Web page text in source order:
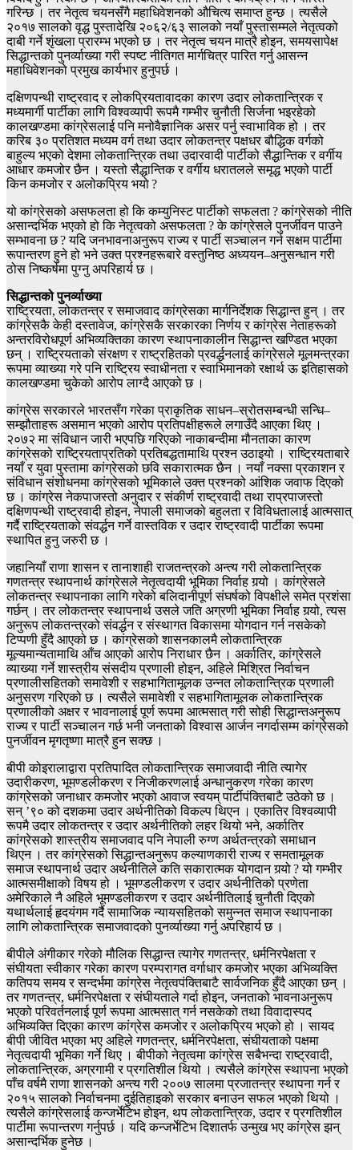
गरिन्छ । तर नेतृत्व चयनसँगै महाधिवेशनको औचित्य समाप्त हुन्छ । त्यसैले
२०१७ सालको वृद्ध पुस्तादेखि २०६२/६३ सालको नयाँ पुस्तासम्मले नेतृत्वको
दाबी गर्ने शृंखला प्रारम्भ भएको छ । तर नेतृत्व चयन मात्रै होइन, समयसापेक्ष
सिद्धान्तको पुनर्व्याख्या गरी स्पष्ट नीतिगत मार्गचित्र पारित गर्नु आसन्न
महाधिवेशनको प्रमुख कार्यभार हुनुपर्छ ।
दक्षिणपन्थी राष्ट्रवाद र लोकप्रियतावादका कारण उदार लोकतान्त्रिक र
मध्यमार्गी पार्टीका लागि विश्वव्यापी रूपमै गम्भीर चुनौती सिर्जना भइरहेको
कालखण्डमा कांग्रेसलाई पनि मनोवैज्ञानिक असर पर्नु स्वाभाविक हो । तर
करिब ३० प्रतिशत मध्यम वर्ग तथा उदार लोकतन्त्र पक्षधर बौद्धिक वर्गको
बाहुल्य भएको देशमा लोकतान्त्रिक तथा उदारवादी पार्टीको सैद्धान्तिक र वर्गीय
आधार कमजोर छैन । यस्तो सैद्धान्तिक र वर्गीय धरातलले समृद्ध भएको पार्टी
किन कमजोर र अलोकप्रिय भयो ?
यो कांग्रेसको असफलता हो कि कम्युनिस्ट पार्टीको सफलता ? कांग्रेसको नीति
असान्दर्भिक भएको हो कि नेतृत्वको असफलता ? के कांग्रेसले पुनर्जीवन पाउने
सम्भावना छ ? यदि जनभावनाअनुरूप राज्य र पार्टी सञ्चालन गर्न सक्षम पार्टीमा
रूपान्तरण हुने हो भने उक्त प्रश्नहरूबारे वस्तुनिष्ठ अध्ययन–अनुसन्धान गरी
ठोस निष्कर्षमा पुग्नु अपरिहार्य छ ।
सिद्धान्तको पुनर्व्याख्या
राष्ट्रियता, लोकतन्त्र र समाजवाद कांग्रेसका मार्गनिर्देशक सिद्धान्त हुन् । तर
कांग्रेसकै केही दस्तावेज, कांग्रेसकै सरकारका निर्णय र कांग्रेस नेताहरूको
अन्तरविरोधपूर्ण अभिव्यक्तिका कारण स्थापनाकालीन सिद्धान्त खण्डित भएका
छन् । राष्ट्रियताको संरक्षण र राष्ट्रहितको प्रवर्द्धनलाई कांग्रेसले मूलमन्त्रका
रूपमा व्याख्या गरे पनि राष्ट्रिय स्वाधीनता र स्वाभिमानको रक्षार्थ ऊ इतिहासको
कालखण्डमा चुकेको आरोप लाग्दै आएको छ ।
कांग्रेस सरकारले भारतसँग गरेका प्राकृतिक साधन–स्रोतसम्बन्धी सन्धि–
सम्झौताहरू असमान भएको आरोप प्रतिपक्षीहरूले लगाउँदै आएका थिए ।
२०७२ मा संविधान जारी भएपछि गरिएको नाकाबन्दीमा मौनताका कारण
कांग्रेसको राष्ट्रियताप्रतिको प्रतिबद्धतामाथि प्रश्न उठाइयो । राष्ट्रियताबारे
नयाँ र युवा पुस्तामा कांग्रेसको छवि सकारात्मक छैन । नयाँ नक्सा प्रकाशन र
संविधान संशोधनमा कांग्रेसको भूमिकाले उक्त प्रश्नको आंशिक जवाफ दिएको
छ । कांग्रेस नेकपाजस्तो अनुदार र संकीर्ण राष्ट्रवादी तथा राप्रपाजस्तो
दक्षिणपन्थी राष्ट्रवादी होइन, नेपाली समाजको बहुलता र विविधतालाई आत्मसात्
गर्दै राष्ट्रियताको संवर्द्धन गर्ने वास्तविक र उदार राष्ट्रवादी पार्टीका रूपमा
स्थापित हुनु जरुरी छ ।
जहानियाँ राणा शासन र तानाशाही राजतन्त्रको अन्त्य गरी लोकतान्त्रिक
गणतन्त्र स्थापनार्थ कांग्रेसले नेतृत्वदायी भूमिका निर्वाह गर्‍यो । कांग्रेसले
लोकतन्त्र स्थापनाका लागि गरेको बलिदानीपूर्ण संघर्षको विपक्षीले समेत प्रशंसा
गर्छन् । तर लोकतन्त्र स्थापनार्थ उसले जति अग्रणी भूमिका निर्वाह गर्‍यो, त्यस
अनुरूप लोकतन्त्रको संवर्द्धन र संस्थागत विकासमा योगदान गर्न नसकेको
टिप्पणी हुँदै आएको छ । कांग्रेसको शासनकालमै लोकतान्त्रिक
मूल्यमान्यतामाथि आँच आएको आरोप निराधार छैन । अर्कातिर, कांग्रेसले
व्याख्या गर्ने शास्त्रीय संसदीय प्रणाली होइन, अहिले मिश्रित निर्वाचन
प्रणालीसहितको समावेशी र सहभागितामूलक उन्नत लोकतान्त्रिक प्रणाली
अनुसरण गरिएको छ । त्यसैले समावेशी र सहभागितामूलक लोकतान्त्रिक
प्रणालीको अक्षर र भावनालाई पूर्ण रूपमा आत्मसात् गरी सोही सिद्धान्तअनुरूप
राज्य र पार्टी सञ्चालन गर्छ भनी जनताको विश्वास आर्जन नगर्दासम्म कांग्रेसको
पुनर्जीवन मृगतृष्णा मात्रै हुन सक्छ ।
बीपी कोइरालाद्वारा प्रतिपादित लोकतान्त्रिक समाजवादी नीति त्यागेर
उदारीकरण, भूमण्डलीकरण र निजीकरणलाई अन्धानुकरण गरेका कारण
कांग्रेसको जनाधार कमजोर भएको आवाज स्वयम् पार्टीपंक्तिबाटै उठेको छ ।
सन् ’९० को दशकमा उदार अर्थनीतिको विकल्प थिएन । एकातिर विश्वव्यापी
रूपमै उदार लोकतन्त्र र उदार अर्थनीतिको लहर थियो भने, अर्कातिर
कांग्रेसको शास्त्रीय समाजवाद पनि नेपाली रुग्ण अर्थतन्त्रको समाधान
थिएन । तर कांग्रेसको सिद्धान्तअनुरूप कल्याणकारी राज्य र समतामूलक
समाज स्थापनार्थ उदार अर्थनीतिले कति सकारात्मक योगदान गर्‍यो ? यो गम्भीर
आत्मसमीक्षाको विषय हो । भूमण्डलीकरण र उदार अर्थनीतिको प्रणेता
अमेरिकाले नै अहिले भूमण्डलीकरण र उदार अर्थनीतिलाई चुनौती दिएको
यथार्थलाई हृदयंगम गर्दै सामाजिक न्यायसहितको समुन्नत समाज स्थापनाका
लागि लोकतान्त्रिक समाजवादको पुनर्व्याख्या गर्नु अपरिहार्य छ ।
बीपीले अंगीकार गरेको मौलिक सिद्धान्त त्यागेर गणतन्त्र, धर्मनिरपेक्षता र
संघीयता स्वीकार गरेका कारण परम्परागत वर्गाधार कमजोर भएका अभिव्यक्ति
कतिपय समय र सन्दर्भमा कांग्रेस नेतृत्वपंक्तिबाटै सार्वजनिक हुँदै आएका छन् ।
तर गणतन्त्र, धर्मनिरपेक्षता र संघीयताले गर्दा होइन, जनताको भावनाअनुरूप
भएको परिवर्तनलाई पूर्ण रूपमा आत्मसात् गर्न नसकेको तथा विवादास्पद
अभिव्यक्ति दिएका कारण कांग्रेस कमजोर र अलोकप्रिय भएको हो । सायद
बीपी जीवित भएका भए अहिले गणतन्त्र, धर्मनिरपेक्षता, संघीयताको पक्षमा
नेतृत्वदायी भूमिका गर्ने थिए । बीपीको नेतृत्वमा कांग्रेस सबैभन्दा राष्ट्रवादी,
लोकतान्त्रिक, अग्रगामी र प्रगतिशील थियो । त्यसैले कांग्रेस स्थापना भएको
पाँच वर्षमै राणा शासनको अन्त्य गरी २००७ सालमा प्रजातन्त्र स्थापना गर्न र
२०१५ सालको निर्वाचनमा दुईतिहाइको सरकार बनाउन सफल भएको थियो ।
त्यसैले कांग्रेसलाई कन्जर्भेटिभ होइन, थप लोकतान्त्रिक, उदार र प्रगतिशील
पार्टीमा रूपान्तरण गर्नुपर्छ । यदि कन्जर्भेटिभ दिशातर्फ उन्मुख भए कांग्रेस झन्
असान्दर्भिक हुनेछ ।